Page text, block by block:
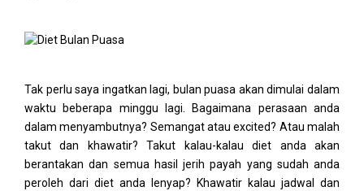
Tak perlu saya ingatkan lagi, bulan puasa akan dimulai dalam
waktu beberapa minggu lagi. Bagaimana perasaan anda
dalam menyambutnya? Semangat atau excited? Atau malah
takut dan khawatir? Takut kalau-kalau diet anda akan
berantakan dan semua hasil jerih payah yang sudah anda
peroleh dari diet anda lenyap? Khawatir kalau jadwal dan